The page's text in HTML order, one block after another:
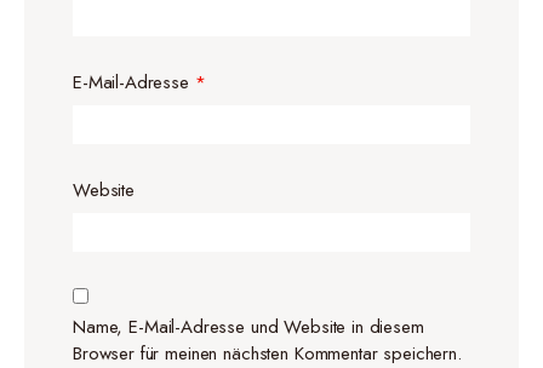
E-Mail-Adresse *
Website
Name, E-Mail-Adresse und Website in diesem
Browser für meinen nächsten Kommentar speichern.